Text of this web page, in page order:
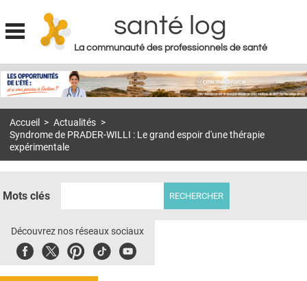
Jump to navigation
santé log
La communauté des professionnels de santé
MON COMPTE
S'ABONNER À LA REVUE SOIN À DOMICILE
ACTUS
E-REVUE SAD
THÉMA
Accueil > Actualités >
Syndrome de PRADER-WILLI : Le grand espoir d'une thérapie
expérimentale
Mots clés
Découvrez nos réseaux sociaux
FacebookTwitterPinterest
TiktokYoubute